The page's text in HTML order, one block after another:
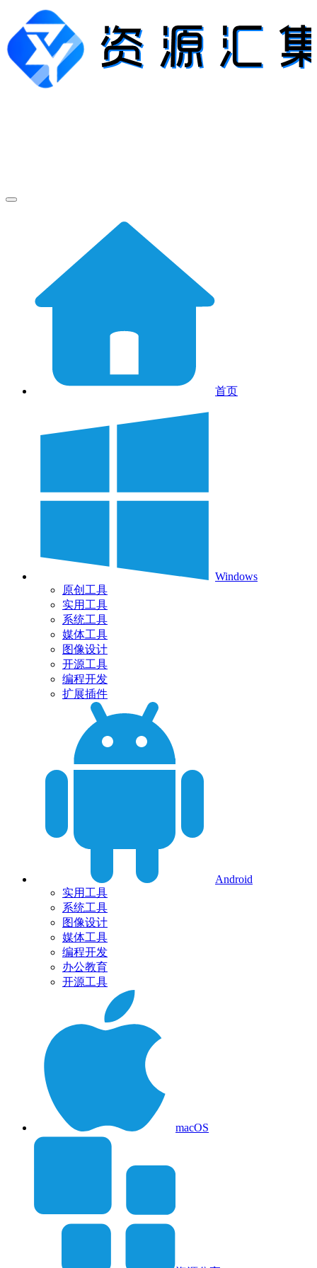
首页
Windows
原创工具
实用工具
系统工具
媒体工具
图像设计
开源工具
编程开发
扩展插件
Android
实用工具
系统工具
图像设计
媒体工具
编程开发
办公教育
开源工具
macOS